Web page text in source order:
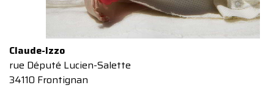
Claude-Izzo
rue Député Lucien-Salette
34110 Frontignan